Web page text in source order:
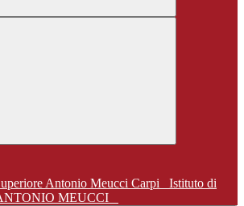
Istituto di
MEUCCI